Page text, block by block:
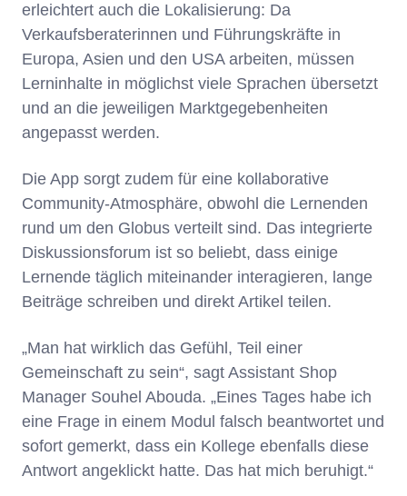
erleichtert auch die Lokalisierung: Da
Verkaufsberaterinnen und Führungskräfte in
Europa, Asien und den USA arbeiten, müssen
Lerninhalte in möglichst viele Sprachen übersetzt
und an die jeweiligen Marktgegebenheiten
angepasst werden.
Die App sorgt zudem für eine kollaborative
Community-Atmosphäre, obwohl die Lernenden
rund um den Globus verteilt sind. Das integrierte
Diskussionsforum ist so beliebt, dass einige
Lernende täglich miteinander interagieren, lange
Beiträge schreiben und direkt Artikel teilen.
„Man hat wirklich das Gefühl, Teil einer
Gemeinschaft zu sein“, sagt Assistant Shop
Manager Souhel Abouda. „Eines Tages habe ich
eine Frage in einem Modul falsch beantwortet und
sofort gemerkt, dass ein Kollege ebenfalls diese
Antwort angeklickt hatte. Das hat mich beruhigt.“